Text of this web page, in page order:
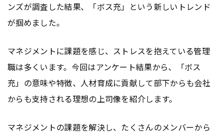
ンズが調査した結果、「ボス充」という新しいトレンド
が掴めました。
マネジメントに課題を感じ、ストレスを抱えている管理
職は多くいます。今回はアンケート結果から、「ボス
充」の意味や特徴、人材育成に貢献して部下からも会社
からも支持される理想の上司像を紹介します。
マネジメントの課題を解決し、たくさんのメンバーから